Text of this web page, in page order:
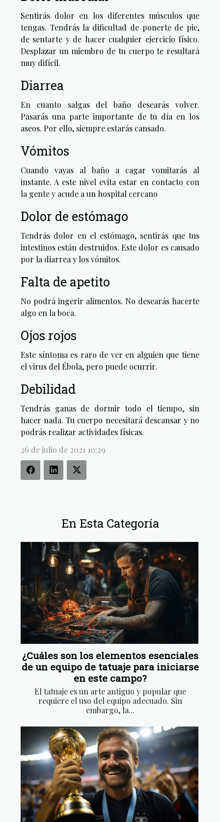
Sentirás dolor en los diferentes músculos que
tengas. Tendrás la dificultad de ponerte de pie,
de sentarte y de hacer cualquier ejercicio físico.
Desplazar un miembro de tu cuerpo te resultará
muy difícil.
Diarrea
En cuanto salgas del baño desearás volver.
Pasarás una parte importante de tu día en los
aseos. Por ello, siempre estarás cansado.
Vómitos
Cuando vayas al baño a cagar vomitarás al
instante. A este nivel evita estar en contacto con
la gente y acude a un hospital cercano
Dolor de estómago
Tendrás dolor en el estómago, sentirás que tus
intestinos están destruidos. Este dolor es causado
por la diarrea y los vómitos.
Falta de apetito
No podrá ingerir alimentos. No desearás hacerte
algo en la boca.
Ojos rojos
Este síntoma es raro de ver en alguien que tiene
el virus del Ébola, pero puede ocurrir.
Debilidad
Tendrás ganas de dormir todo el tiempo, sin
hacer nada. Tu cuerpo necesitará descansar y no
podrás realizar actividades físicas.
26 de julio de 2021 10:29
En Esta Categoría
¿Cuáles son los elementos esenciales
de un equipo de tatuaje para iniciarse
en este campo?
El tatuaje es un arte antiguo y popular que
requiere el uso del equipo adecuado. Sin
embargo, la...